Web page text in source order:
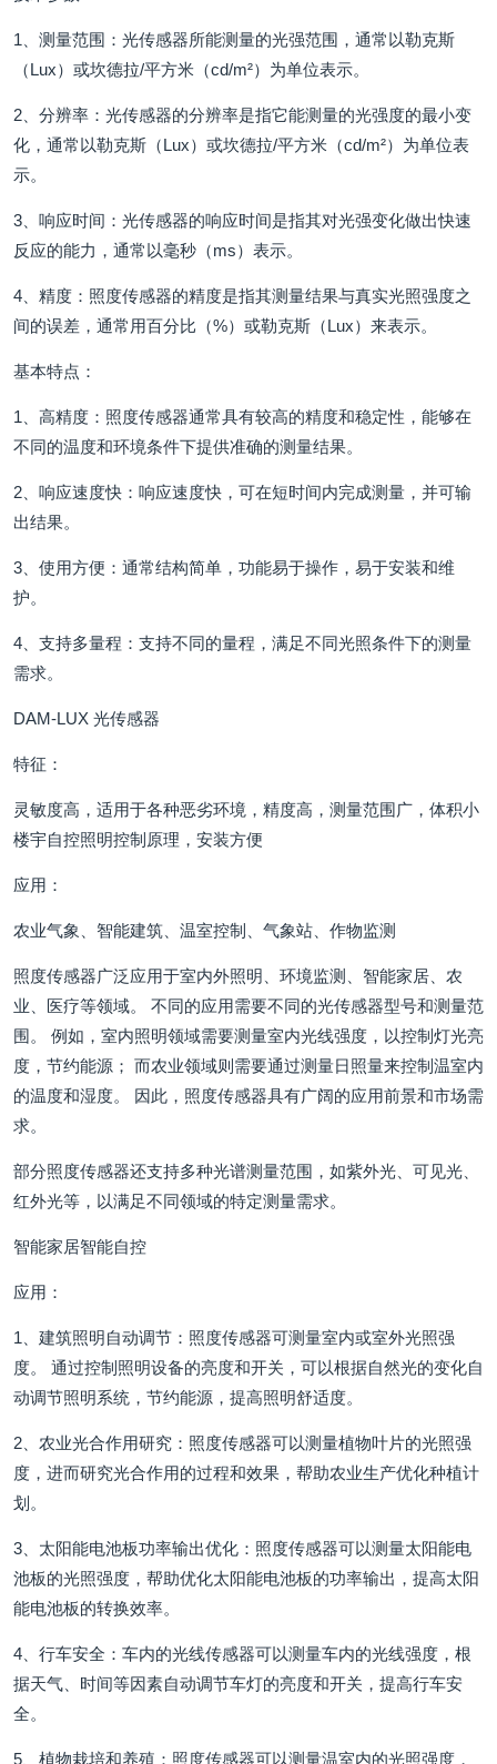
1、测量范围：光传感器所能测量的光强范围，通常以勒克斯
（Lux）或坎德拉/平方米（cd/m²）为单位表示。
2、分辨率：光传感器的分辨率是指它能测量的光强度的最小变
化，通常以勒克斯（Lux）或坎德拉/平方米（cd/m²）为单位表
示。
3、响应时间：光传感器的响应时间是指其对光强变化做出快速
反应的能力，通常以毫秒（ms）表示。
4、精度：照度传感器的精度是指其测量结果与真实光照强度之
间的误差，通常用百分比（%）或勒克斯（Lux）来表示。
基本特点：
1、高精度：照度传感器通常具有较高的精度和稳定性，能够在
不同的温度和环境条件下提供准确的测量结果。
2、响应速度快：响应速度快，可在短时间内完成测量，并可输
出结果。
3、使用方便：通常结构简单，功能易于操作，易于安装和维
护。
4、支持多量程：支持不同的量程，满足不同光照条件下的测量
需求。
DAM-LUX 光传感器
特征：
灵敏度高，适用于各种恶劣环境，精度高，测量范围广，体积小
楼宇自控照明控制原理，安装方便
应用：
农业气象、智能建筑、温室控制、气象站、作物监测
照度传感器广泛应用于室内外照明、环境监测、智能家居、农
业、医疗等领域。 不同的应用需要不同的光传感器型号和测量范
围。 例如，室内照明领域需要测量室内光线强度，以控制灯光亮
度，节约能源； 而农业领域则需要通过测量日照量来控制温室内
的温度和湿度。 因此，照度传感器具有广阔的应用前景和市场需
求。
部分照度传感器还支持多种光谱测量范围，如紫外光、可见光、
红外光等，以满足不同领域的特定测量需求。
智能家居智能自控
应用：
1、建筑照明自动调节：照度传感器可测量室内或室外光照强
度。 通过控制照明设备的亮度和开关，可以根据自然光的变化自
动调节照明系统，节约能源，提高照明舒适度。
2、农业光合作用研究：照度传感器可以测量植物叶片的光照强
度，进而研究光合作用的过程和效果，帮助农业生产优化种植计
划。
3、太阳能电池板功率输出优化：照度传感器可以测量太阳能电
池板的光照强度，帮助优化太阳能电池板的功率输出，提高太阳
能电池板的转换效率。
4、行车安全：车内的光线传感器可以测量车内的光线强度，根
据天气、时间等因素自动调节车灯的亮度和开关，提高行车安
全。
5、植物栽培和养殖：照度传感器可以测量温室内的光照强度，